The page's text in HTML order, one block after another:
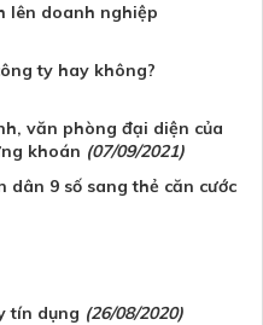
lên doanh nghiệp
ty hay không?
văn phòng đại diện của
khoán (07/09/2021)
dân 9 số sang thẻ căn cước
tín dụng (26/08/2020)